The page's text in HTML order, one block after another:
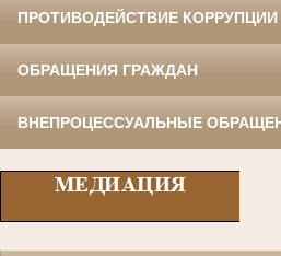
ПРОТИВОДЕЙСТВИЕ КОРРУПЦИИ
ОБРАЩЕНИЯ ГРАЖДАН
ВНЕПРОЦЕССУАЛЬНЫЕ